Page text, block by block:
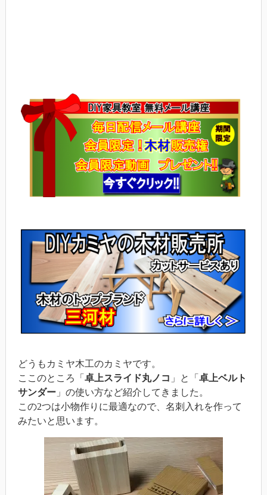
どうもカミヤ木工のカミヤです。
ここのところ「 卓上スライド丸ノコ 」と「 卓上ベルト
サンダー」の使い方など紹介してきました。
この2つは小物作りに最適なので、名刺入れを作って
みたいと思います。